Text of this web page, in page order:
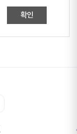
확인